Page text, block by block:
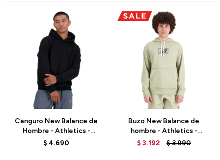
Canguro New Balance de
Hombre - Athletics -
MT41534BK - BLACK
$ 4.690
Buzo New Balance de
hombre - Athletics -
MT33508FUG - GREEN
$ 3.192 $3.990